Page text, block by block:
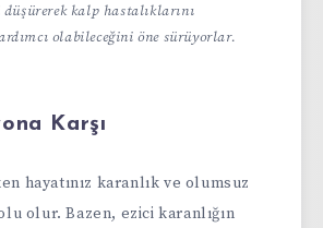
kalp hastalıklarını
olabileceğini öne sürüyorlar.
Karşı
hayatınız karanlık ve olumsuz
olur. Bazen, ezici karanlığın